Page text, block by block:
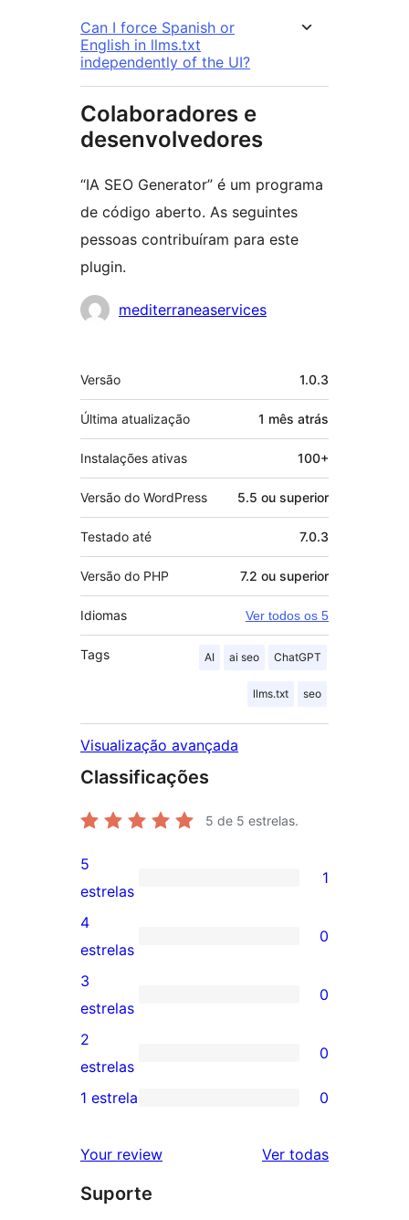
Can I force Spanish or
English in llms.txt
independently of the UI?
Colaboradores e
desenvolvedores
“IA SEO Generator” é um programa
de código aberto. As seguintes
pessoas contribuíram para este
plugin.
Colaboradores
mediterraneaservices
Meta
Versão 1.0.3
Última atualização 1 mês atrás
Instalações ativas 100+
Versão do WordPress 5.5 ou superior
Testado até 7.0.3
Versão do PHP 7.2 ou superior
Idiomas Ver todos os 5
Tags AI ai seo ChatGPT
llms.txt seo
Visualização avançada
Classificações
5 de 5 estrelas.
1
avaliação
com
5
estrela
5
estrelas
1
0
avaliação
com
4
estrela
4
estrelas
0
0
avaliação
com
3
3
estrelas
0
0
avaliação
2
2
estrelas
0
com
1
1 estrela 0
Your review Ver todasavaliações
Suporte